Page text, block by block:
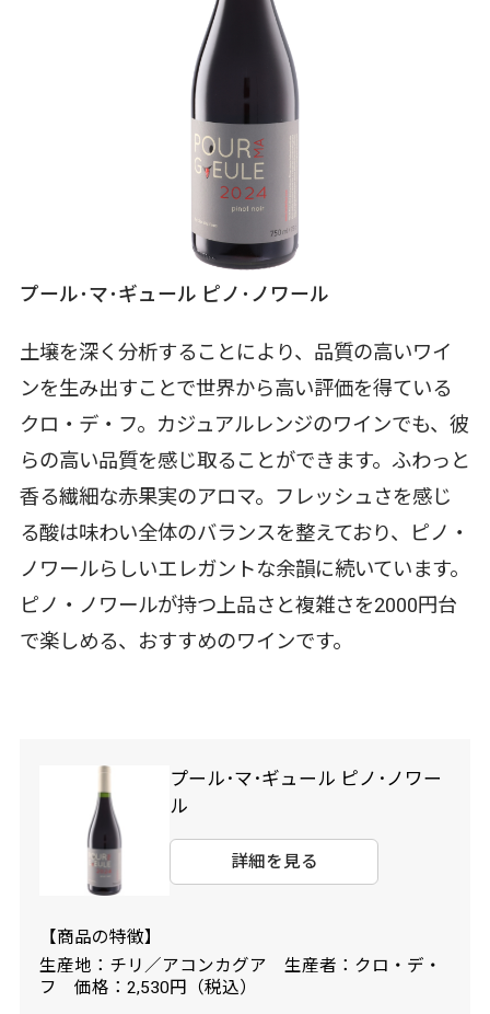
プール･マ･ギュール ピノ･ノワール
土壌を深く分析することにより、品質の高いワイ
ンを生み出すことで世界から高い評価を得ている
クロ・デ・フ。カジュアルレンジのワインでも、彼
らの高い品質を感じ取ることができます。ふわっと
香る繊細な赤果実のアロマ。フレッシュさを感じ
る酸は味わい全体のバランスを整えており、ピノ・
ノワールらしいエレガントな余韻に続いています。
ピノ・ノワールが持つ上品さと複雑さを2000円台
で楽しめる、おすすめのワインです。
プール･マ･ギュール ピノ･ノワー
ル
詳細を見る
【商品の特徴】
生産地：チリ／アコンカグア 生産者：クロ・デ・
フ 価格：2,530円（税込）